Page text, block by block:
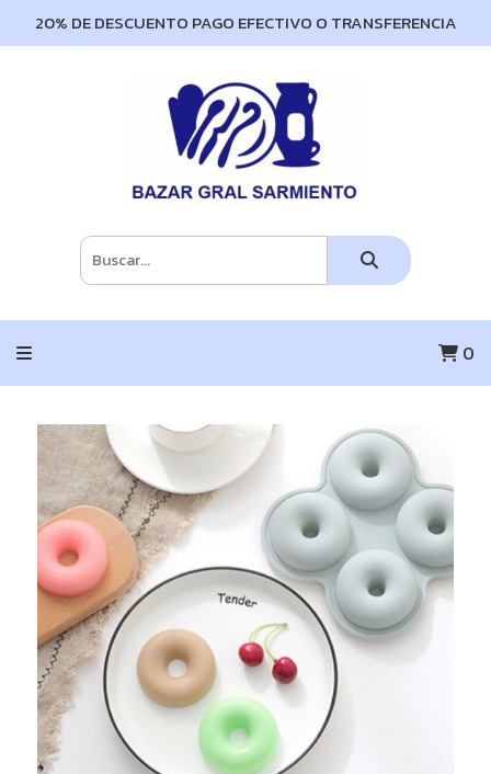
20% DE DESCUENTO PAGO EFECTIVO O TRANSFERENCIA
0